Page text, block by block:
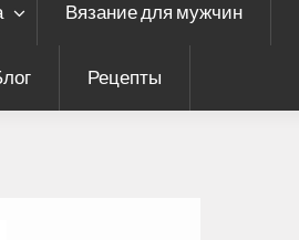
Вязание для мужчин
Рецепты